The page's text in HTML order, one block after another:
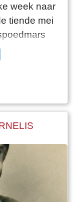
week naar
tiende mei
Er
duinen bij
vrach